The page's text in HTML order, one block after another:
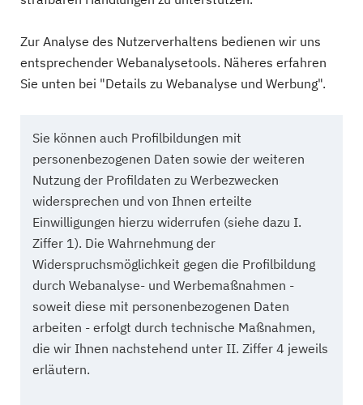
Zur Analyse des Nutzerverhaltens bedienen wir uns
entsprechender Webanalysetools. Näheres erfahren
Sie unten bei "Details zu Webanalyse und Werbung".
Sie können auch Profilbildungen mit
personenbezogenen Daten sowie der weiteren
Nutzung der Profildaten zu Werbezwecken
widersprechen und von Ihnen erteilte
Einwilligungen hierzu widerrufen (siehe dazu I.
Ziffer 1). Die Wahrnehmung der
Widerspruchsmöglichkeit gegen die Profilbildung
durch Webanalyse- und Werbemaßnahmen -
soweit diese mit personenbezogenen Daten
arbeiten - erfolgt durch technische Maßnahmen,
die wir Ihnen nachstehend unter II. Ziffer 4 jeweils
erläutern.